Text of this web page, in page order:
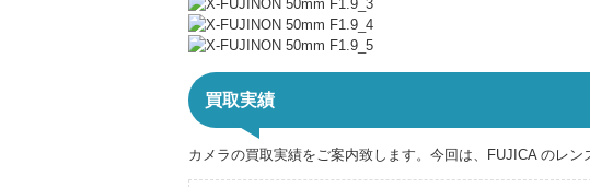
買取実績
カメラの買取実績をご案内致します。今回は、FUJICA のレン